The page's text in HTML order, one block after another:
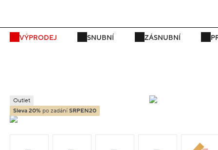
VÝPRODEJ SNUBNÍ ZÁSNUBNÍ
Outlet
Sleva 20% po zadání SRPEN20